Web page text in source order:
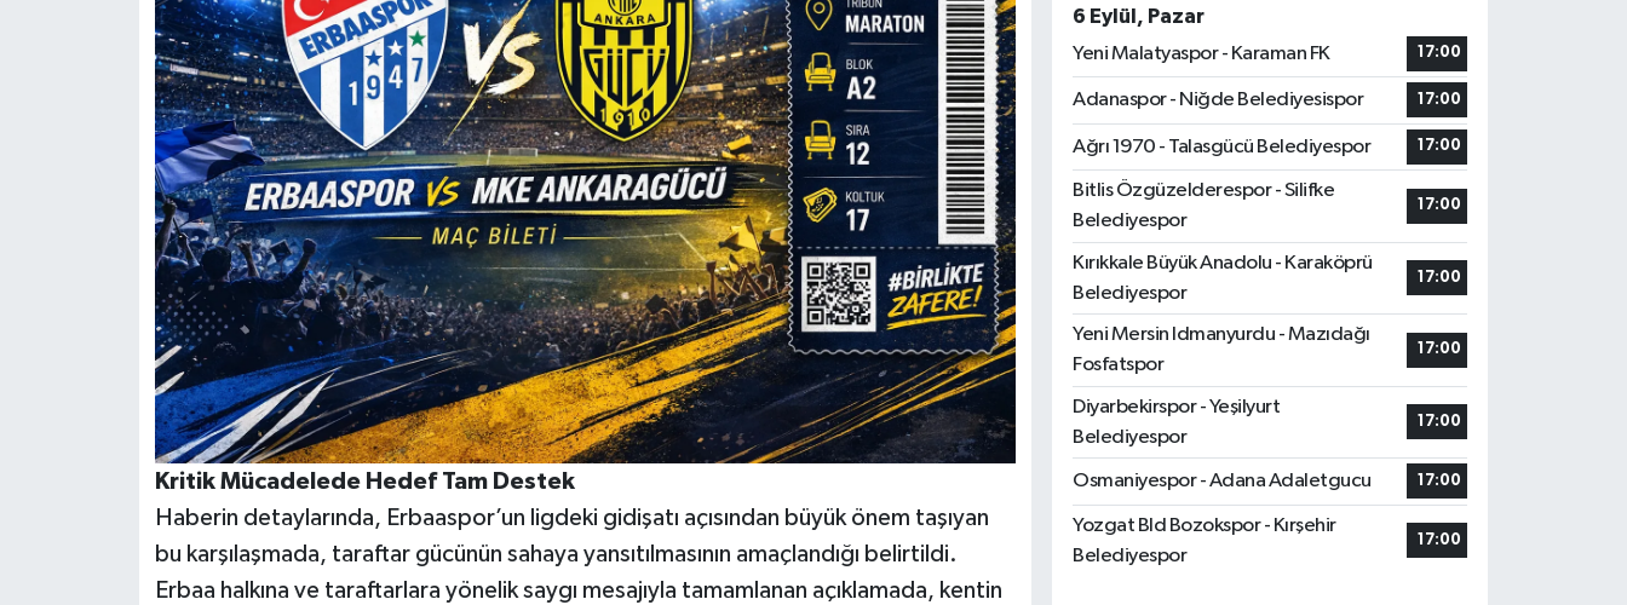
Kritik Mücadelede Hedef Tam Destek
Haberin detaylarında, Erbaaspor’un ligdeki gidişatı açısından büyük önem taşıyan
bu karşılaşmada, taraftar gücünün sahaya yansıtılmasının amaçlandığı belirtildi.
Erbaa halkına ve taraftarlara yönelik saygı mesajıyla tamamlanan açıklamada, kentin
6 Eylül, Pazar
Yeni Malatyaspor - Karaman FK
17:00
Adanaspor - Niğde Belediyesispor 17:00
Ağrı 1970 - Talasgücü Belediyespor 17:00
Bitlis Özgüzelderespor - Silifke
Belediyespor
17:00
Kırıkkale Büyük Anadolu - Karaköprü
Belediyespor
17:00
Yeni Mersin Idmanyurdu - Mazıdağı
Fosfatspor
17:00
Diyarbekirspor - Yeşilyurt
Belediyespor
17:00
Osmaniyespor - Adana Adaletgucu 17:00
Yozgat Bld Bozokspor - Kırşehir
Belediyespor
17:00